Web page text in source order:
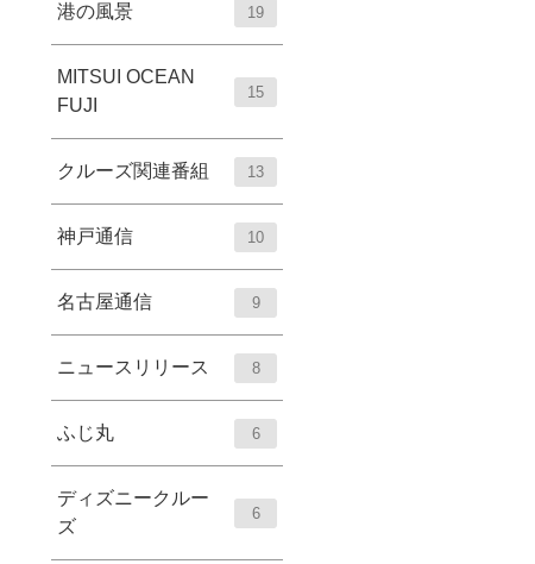
港の風景 19
MITSUI OCEAN
FUJI
15
クルーズ関連番組 13
神戸通信 10
名古屋通信 9
ニュースリリース 8
ふじ丸 6
ディズニークルー
ズ
6